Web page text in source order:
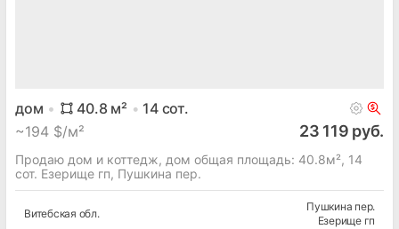
дом 40.8 м² 14сот.
~194 $/м² 23 119 руб.
Продаю дом и коттедж, дом общая площадь: 40.8м², 14
сот. Езерище гп, Пушкина пер.
Витебская обл.
Пушкина пер.
Езерище гп